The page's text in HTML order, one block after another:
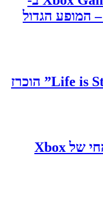
Summer Game Fest 2024 – המופע הגדול
“Life is Strange: Double Exposure” הוכרז
הערב זה קורה: צפו בשידור החי של Xbox